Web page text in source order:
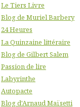
Le Tiers Livre
Blog de Muriel Barbery
24 Heures
La Quinzaine littéraire
Blog de Gilbert Salem
Passion de lire
Labyrinthe
Autopacte
Blog d'Arnaud Maïsetti